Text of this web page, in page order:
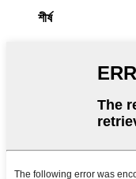
শীর্ষ